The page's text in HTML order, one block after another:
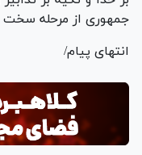
جمهوری از مرحله سخت
انتهای پیام/